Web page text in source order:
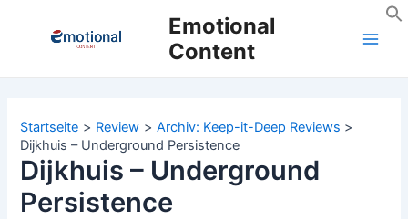
Emotional
Content
Startseite Review
Archiv: Keep-it-Deep Reviews
Dijkhuis – Underground Persistence
Dijkhuis – Underground
Persistence